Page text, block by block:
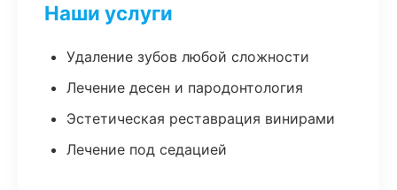
Наши услуги
Удаление зубов любой сложности
Лечение десен и пародонтология
Эстетическая реставрация винирами
Лечение под седацией